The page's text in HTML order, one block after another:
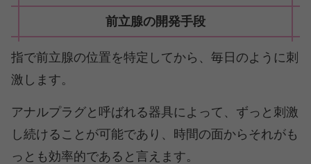
前立腺の開発手段
指で前立腺の位置を特定してから、毎日のように刺
激します。
アナルプラグと呼ばれる器具によって、ずっと刺激
し続けることが可能であり、時間の面からそれがも
っとも効率的であると言えます。